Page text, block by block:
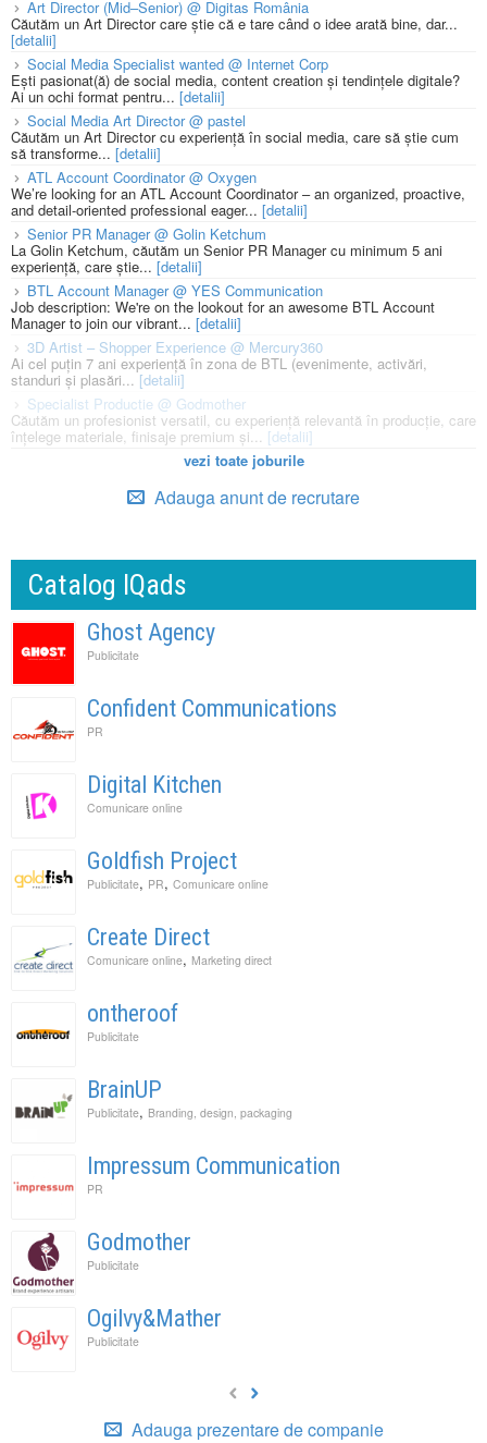
Art Director (Mid–Senior) @ Digitas România
Căutăm un Art Director care știe că e tare când o idee arată bine, dar...
[detalii]
Social Media Specialist wanted @ Internet Corp
Ești pasionat(ă) de social media, content creation și tendințele digitale?
Ai un ochi format pentru... [detalii]
Social Media Art Director @ pastel
Căutăm un Art Director cu experiență în social media, care să știe cum
să transforme... [detalii]
ATL Account Coordinator @ Oxygen
We’re looking for an ATL Account Coordinator – an organized, proactive,
and detail-oriented professional eager... [detalii]
Senior PR Manager @ Golin Ketchum
La Golin Ketchum, căutăm un Senior PR Manager cu minimum 5 ani
experiență, care știe... [detalii]
BTL Account Manager @ YES Communication
Job description: We're on the lookout for an awesome BTL Account
Manager to join our vibrant... [detalii]
3D Artist – Shopper Experience @ Mercury360
Ai cel puțin 7 ani experiență în zona de BTL (evenimente, activări,
standuri și plasări... [detalii]
Specialist Productie @ Godmother
Căutăm un profesionist versatil, cu experiență relevantă în producție, care
înțelege materiale, finisaje premium și... [detalii]
vezi toate joburile
Adauga anunt de recrutare
Catalog IQads
Ghost Agency
Publicitate
Confident Communications
PR
Digital Kitchen
Comunicare online
Goldfish Project
Publicitate, PR, Comunicare online
Create Direct
Comunicare online, Marketing direct
ontheroof
Publicitate
BrainUP
Publicitate, Branding, design, packaging
Impressum Communication
PR
Godmother
Publicitate
Ogilvy&Mather
Publicitate
Adauga prezentare de companie